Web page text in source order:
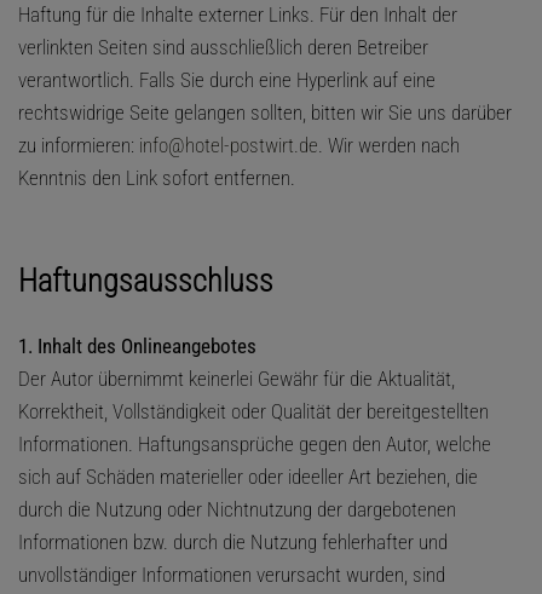
Haftung für die Inhalte externer Links. Für den Inhalt der
verlinkten Seiten sind ausschließlich deren Betreiber
verantwortlich. Falls Sie durch eine Hyperlink auf eine
rechtswidrige Seite gelangen sollten, bitten wir Sie uns darüber
zu informieren: info@hotel-postwirt.de . Wir werden nach
Kenntnis den Link sofort entfernen.
Haftungsausschluss
1. Inhalt des Onlineangebotes
Der Autor übernimmt keinerlei Gewähr für die Aktualität,
Korrektheit, Vollständigkeit oder Qualität der bereitgestellten
Informationen. Haftungsansprüche gegen den Autor, welche
sich auf Schäden materieller oder ideeller Art beziehen, die
durch die Nutzung oder Nichtnutzung der dargebotenen
Informationen bzw. durch die Nutzung fehlerhafter und
unvollständiger Informationen verursacht wurden, sind